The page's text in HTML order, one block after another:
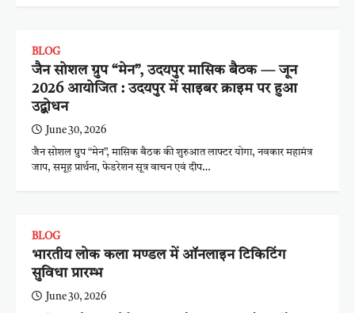
BLOG
जैन सोशल ग्रुप “मेन”, उदयपुर मासिक बैठक — जून
2026 आयोजित : उदयपुर में साइबर क्राइम पर हुआ
उद्बोधन
June 30, 2026
जैन सोशल ग्रुप “मेन”, मासिक बैठक की शुरुआत लाफ्टर योगा, नवकार महामंत्र
जाप, समूह प्रार्थना, फेडरेशन सूत्र वाचन एवं दीप…
BLOG
भारतीय लोक कला मण्डल में ऑनलाइन टिकिटिंग
सुविधा प्रारम्भ
June 30, 2026